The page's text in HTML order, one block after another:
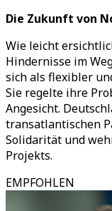
Die Zukunft von
Wie leicht
Hindernisse im
sich als flexibler
Sie regelte ihre
Angesicht.
transatlantischen
Solidarität und
Projekts.
EMPFOHLEN